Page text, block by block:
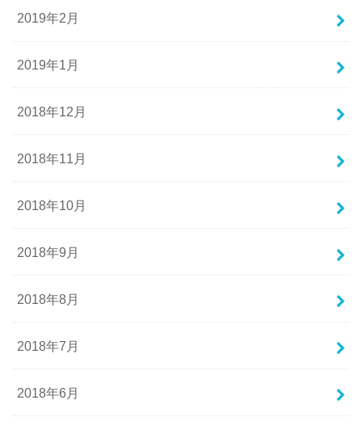
2019年2月
2019年1月
2018年12月
2018年11月
2018年10月
2018年9月
2018年8月
2018年7月
2018年6月